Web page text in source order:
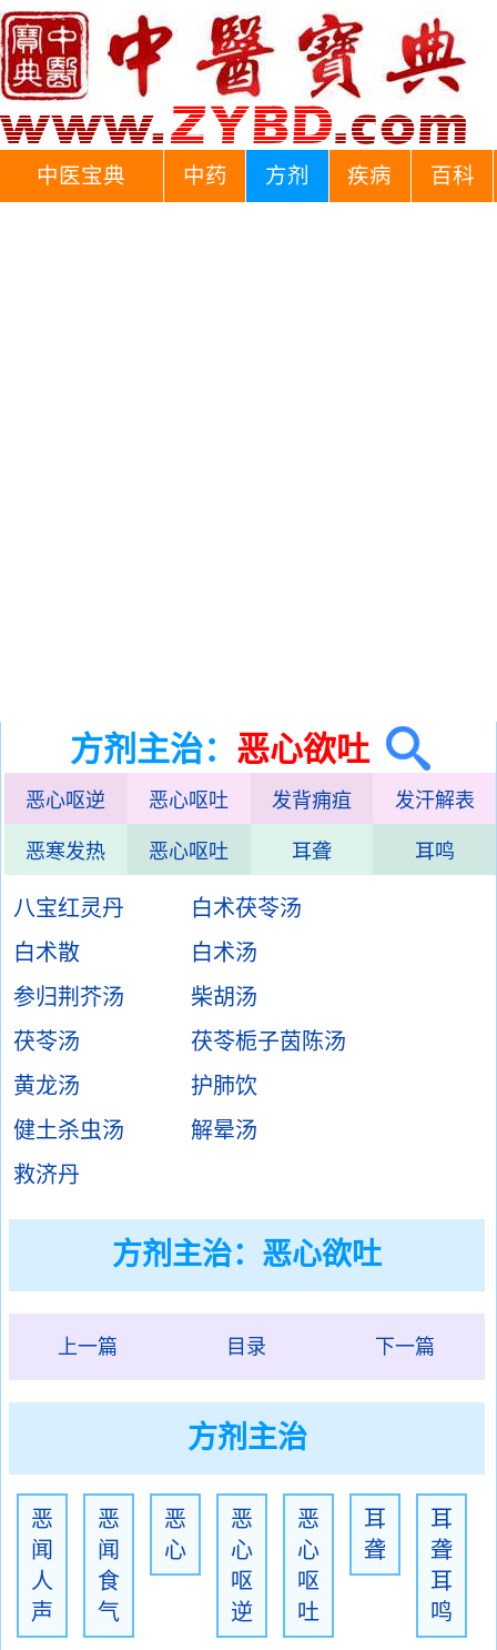
中医宝典 中药 方剂 疾病 百科
方剂主治： 恶心欲吐
恶心呕逆 恶心呕吐 发背痈疽 发汗解表
恶寒发热 恶心呕吐 耳聋 耳鸣
八宝红灵丹
白术茯苓汤
白术散
白术汤
参归荆芥汤
柴胡汤
茯苓汤
茯苓栀子茵陈汤
黄龙汤
护肺饮
健土杀虫汤
解晕汤
救济丹
方剂主治： 恶心欲吐
上一篇 目录 下一篇
方剂主治
恶
闻
人
声
恶
闻
食
气
恶
心
恶
心
呕
逆
恶
心
呕
吐
耳
聋
耳
聋
耳
鸣